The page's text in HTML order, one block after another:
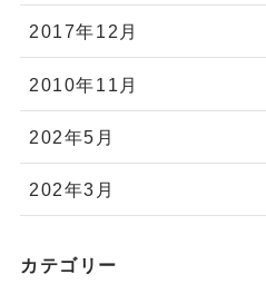
2017年12月
2010年11月
202年5月
202年3月
カテゴリー